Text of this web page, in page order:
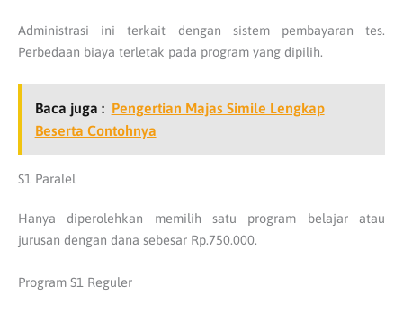
Administrasi ini terkait dengan sistem pembayaran tes.
Perbedaan biaya terletak pada program yang dipilih.
Baca juga : Pengertian Majas Simile Lengkap
Beserta Contohnya
S1 Paralel
Hanya diperolehkan memilih satu program belajar atau
jurusan dengan dana sebesar Rp.750.000.
Program S1 Reguler